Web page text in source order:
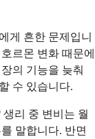
게 흔한 문제입니
르몬 변화 때문에
의 기능을 늦춰
수 있습니다.
리 중 변비는 월
말합니다. 반면